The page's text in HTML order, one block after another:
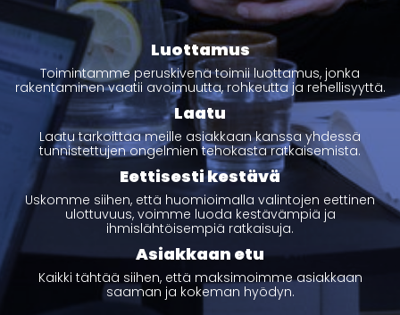
Luottamus
Toimintamme peruskivenä toimii luottamus, jonka
rakentaminen vaatii avoimuutta, rohkeutta ja rehellisyyttä.
Laatu
Laatu tarkoittaa meille asiakkaan kanssa yhdessä
tunnistettujen ongelmien tehokasta ratkaisemista.
Eettisesti kestävä
Uskomme siihen, että huomioimalla valintojen eettinen
ulottuvuus, voimme luoda kestävämpiä ja
ihmislähtöisempiä ratkaisuja.
Asiakkaan etu
Kaikki tähtää siihen, että maksimoimme asiakkaan
saaman ja kokeman hyödyn.